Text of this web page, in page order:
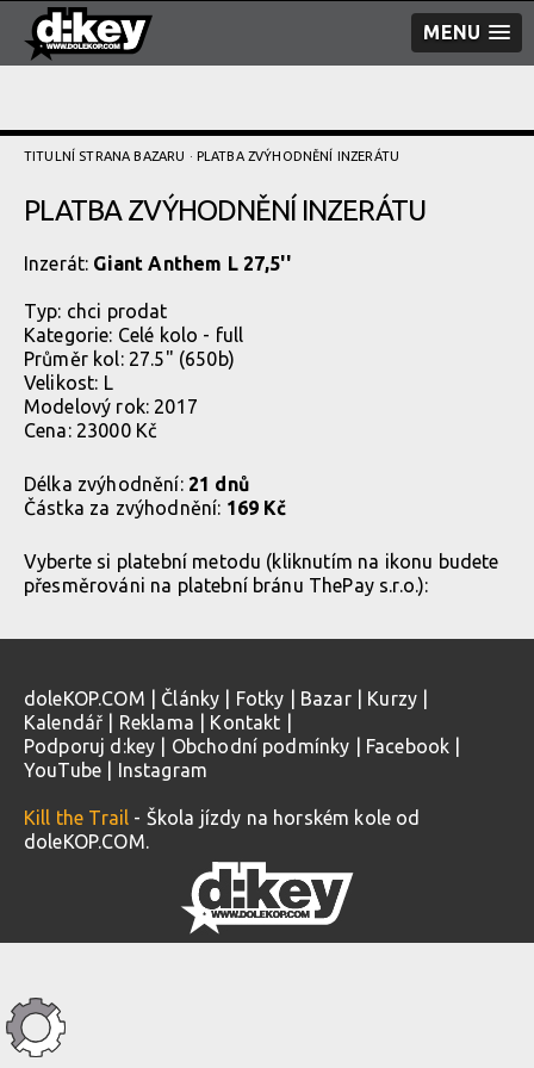
MENU
TITULNÍ STRANA BAZARU · PLATBA ZVÝHODNĚNÍ­ INZERÁTU
PLATBA ZVÝHODNĚNÍ­ INZERÁTU
Inzerát: Giant Anthem L 27,5''
Typ: chci prodat
Kategorie: Celé kolo - full
Průměr kol: 27.5" (650b)
Velikost: L
Modelový rok: 2017
Cena: 23000 Kč
Délka zvýhodnění: 21 dnů
Částka za zvýhodnění: 169 Kč
Vyberte si platební metodu (kliknutím na ikonu budete
přesměrováni na platební bránu ThePay s.r.o.):
doleKOP.COM Články Fotky Bazar| Kurzy
Kalendář
Reklama Kontakt
Podporuj d:key
Obchodní podmínky Facebook
YouTube
Instagram
Kill the Trail - Škola jízdy na horském kole od
doleKOP.COM.